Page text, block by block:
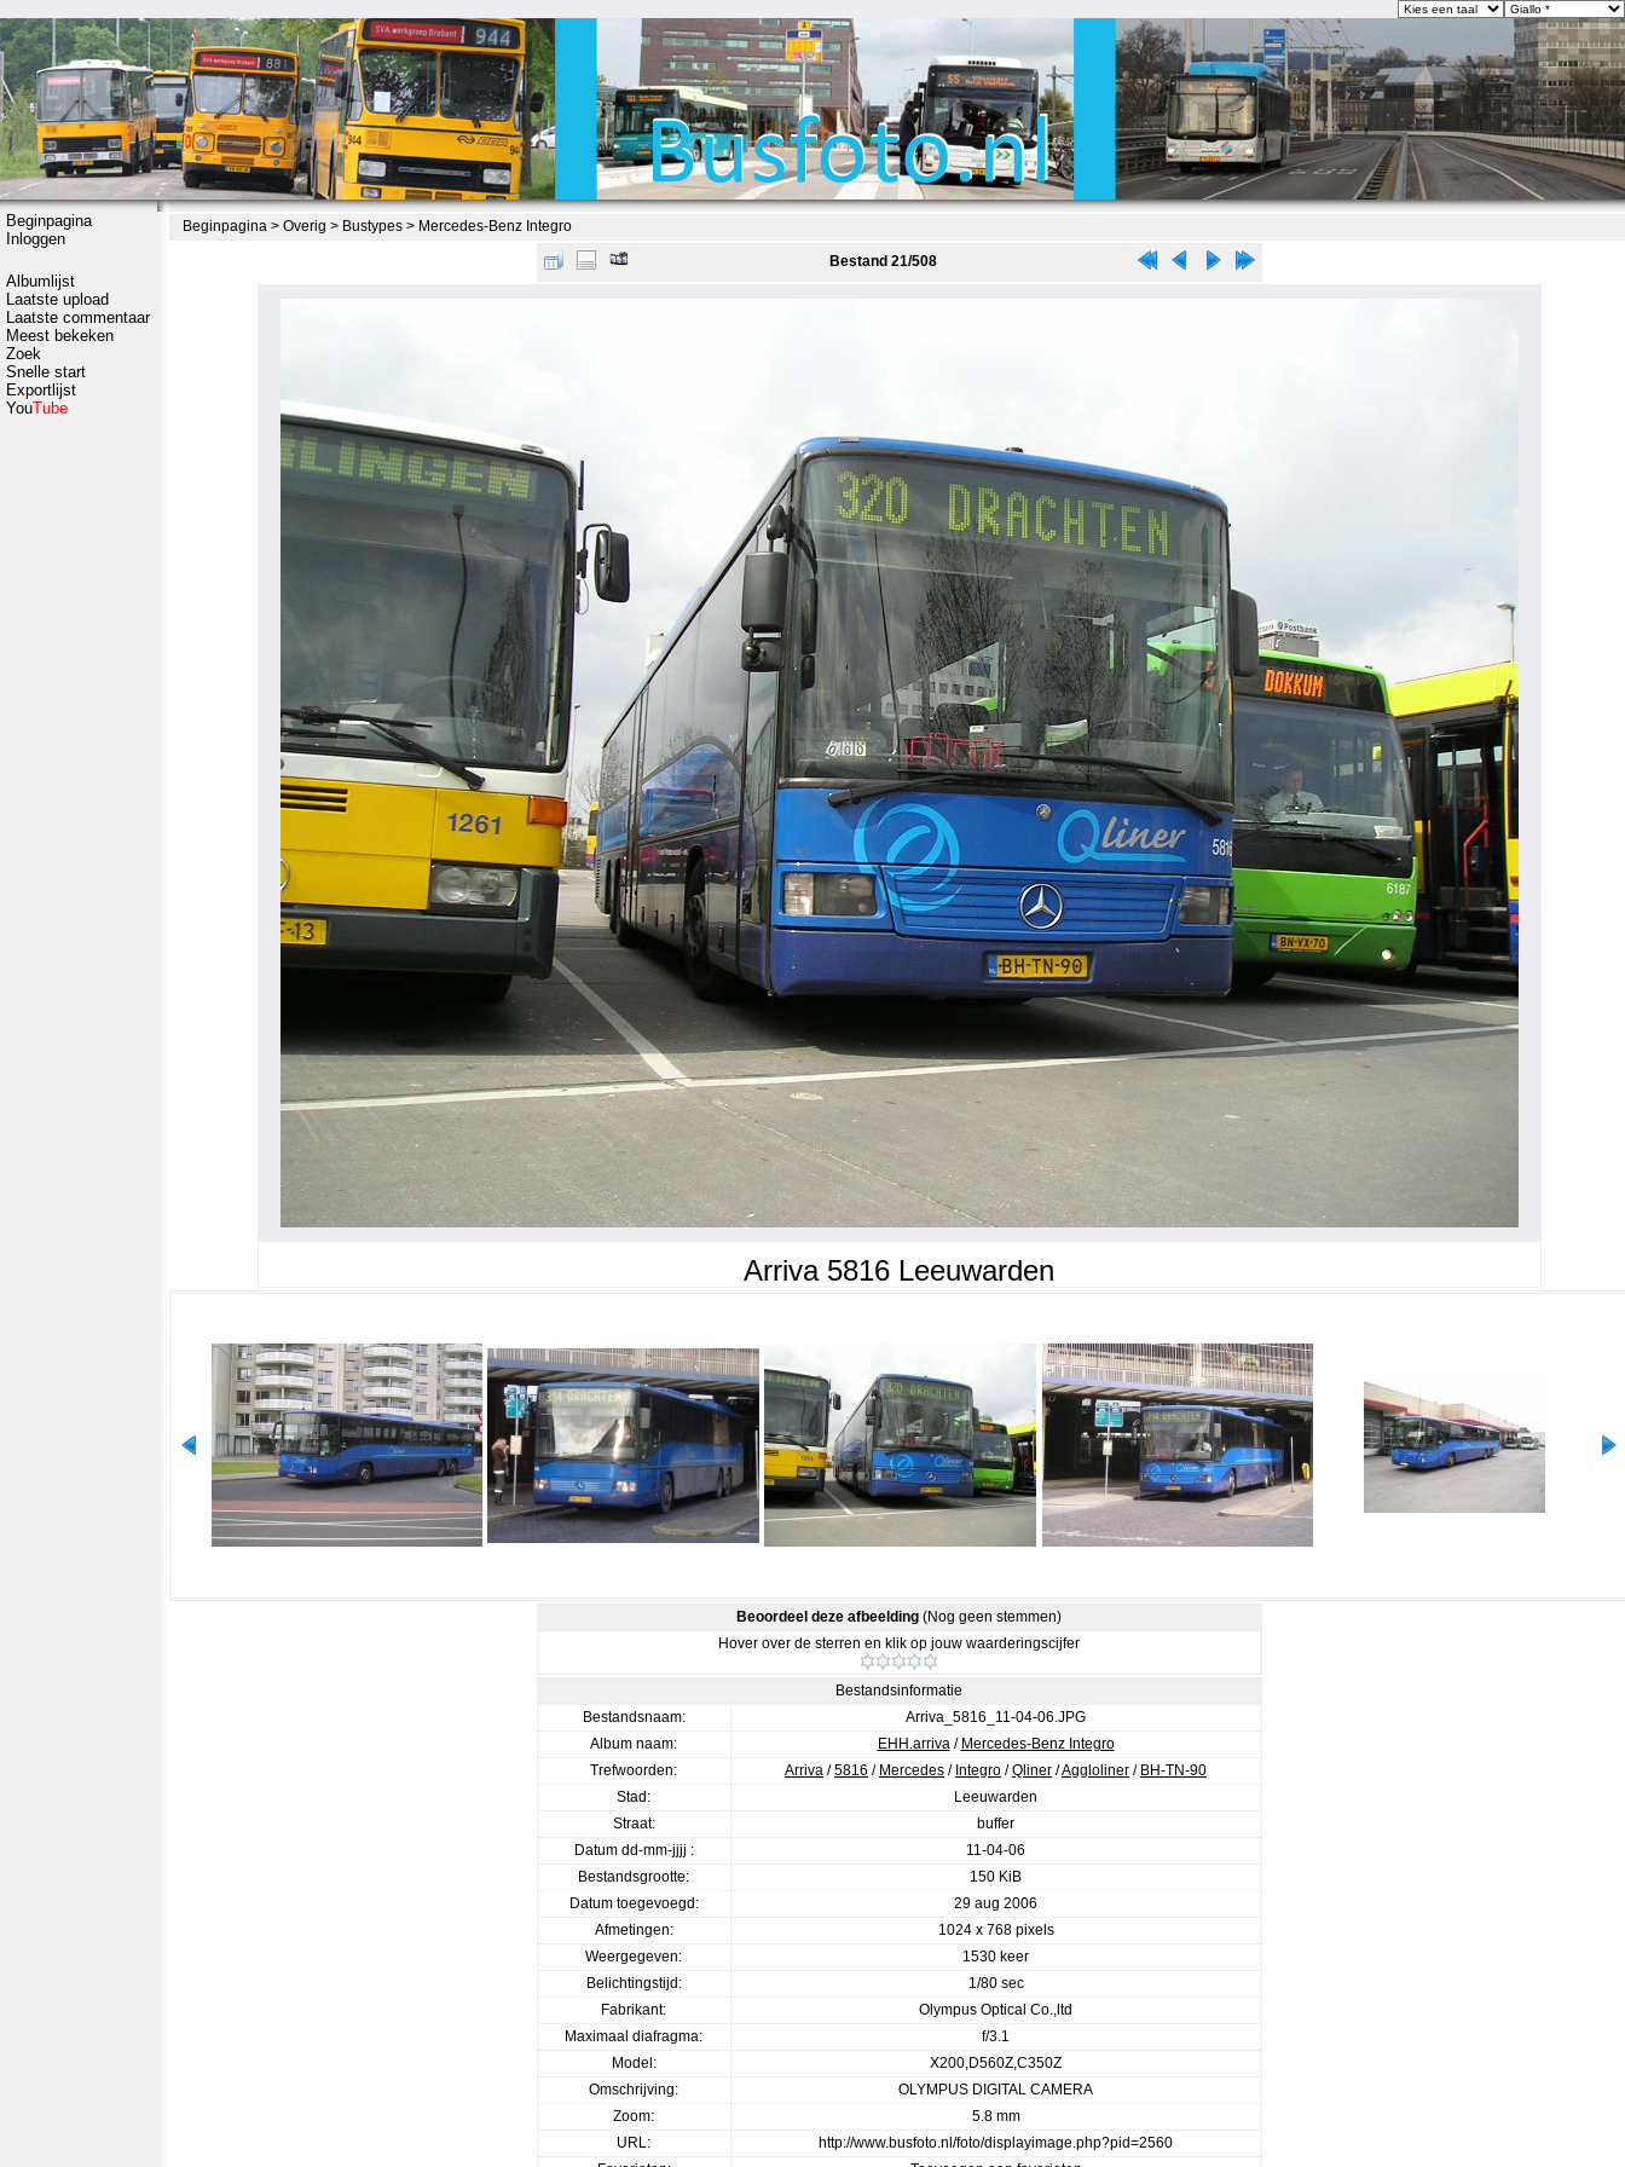
Beginpagina
Inloggen
Albumlijst
Laatste upload
Laatste commentaar
Meest bekeken
Zoek
Snelle start
Exportlijst
YouTube
Beginpagina > Overig > Bustypes > Mercedes-Benz Integro
Bestand 21/508
Arriva 5816 Leeuwarden
Beoordeel deze afbeelding (Nog geen stemmen)
Hover over de sterren en klik op jouw waarderingscijfer
Bestandsinformatie
Bestandsnaam:
Arriva_5816_11-04-06.JPG
Album naam:
EHH.arriva/ Mercedes-Benz Integro
Trefwoorden:
Arriva /5816 / Mercedes / Integro /Qliner /Aggloliner / BH-TN-90
Stad:
Leeuwarden
Straat:
buffer
Datum dd-mm-jjjj :
11-04-06
Bestandsgrootte:
150 KiB
Datum toegevoegd:
29 aug 2006
Afmetingen:
1024 x 768 pixels
Weergegeven:
1530 keer
Belichtingstijd:
1/80 sec
Fabrikant:
Olympus Optical Co.,ltd
Maximaal diafragma:
f/3.1
Model:
X200,D560Z,C350Z
Omschrijving:
OLYMPUS DIGITAL CAMERA
Zoom:
5.8 mm
URL:
http://www.busfoto.nl/foto/displayimage.php?pid=2560